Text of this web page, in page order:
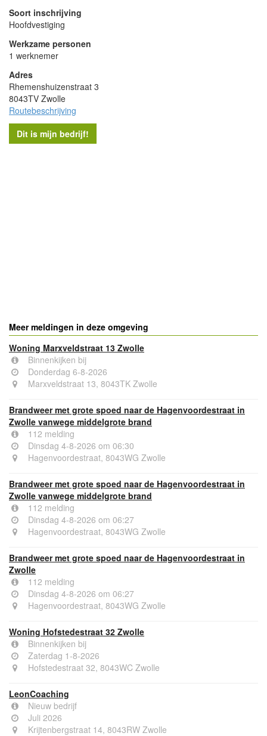
Soort inschrijving
Hoofdvestiging
Werkzame personen
1 werknemer
Adres
Rhemenshuizenstraat 3
8043TV Zwolle
Routebeschrijving
Meer meldingen in deze omgeving
Woning Marxveldstraat 13 Zwolle
Binnenkijken bij
Donderdag 6-8-2026
Marxveldstraat 13, 8043TK Zwolle
Brandweer met grote spoed naar de Hagenvoordestraat in
Zwolle vanwege middelgrote brand
112 melding
Dinsdag 4-8-2026 om 06:30
Hagenvoordestraat, 8043WG Zwolle
Brandweer met grote spoed naar de Hagenvoordestraat in
Zwolle vanwege middelgrote brand
112 melding
Dinsdag 4-8-2026 om 06:27
Hagenvoordestraat, 8043WG Zwolle
Brandweer met grote spoed naar de Hagenvoordestraat in
Zwolle
112 melding
Dinsdag 4-8-2026 om 06:27
Hagenvoordestraat, 8043WG Zwolle
Woning Hofstedestraat 32 Zwolle
Binnenkijken bij
Zaterdag 1-8-2026
Hofstedestraat 32, 8043WC Zwolle
LeonCoaching
Nieuw bedrijf
Juli 2026
Krijtenbergstraat 14, 8043RW Zwolle